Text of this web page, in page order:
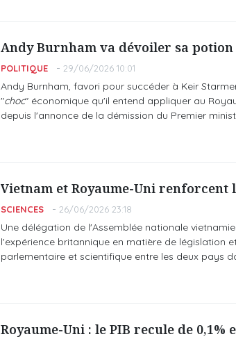
Andy Burnham va dévoiler sa potion
POLITIQUE 29/06/2026 10:01
Andy Burnham, favori pour succéder à Keir
"choc" économique qu'il entend appliquer au
depuis l'annonce de la démission du Premier
Vietnam et Royaume-Uni
SCIENCES 26/06/2026 23:18
Une délégation de l'Assemblée nationale
l'expérience britannique en matière de législation
parlementaire et scientifique entre les deux pays
Royaume-Uni : le PIB recule de